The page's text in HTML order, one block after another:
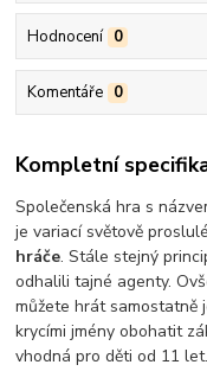
Hodnocení 0
Komentáře 0
Kompletní
Společenská hra s
je variací světově
hráče. Stále stejný
odhalili tajné agenty.
můžete hrát samostatně
krycími jmény obohatit
vhodná pro děti od 11 let.